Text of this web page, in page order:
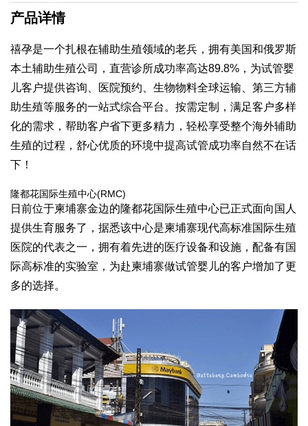
产品详情
禧孕是一个扎根在辅助生殖领域的老兵，拥有美国和俄罗斯
本土辅助生殖公司，直营诊所成功率高达89.8%，为试管婴
儿客户提供咨询、医院预约、生物物料全球运输、第三方辅
助生殖等服务的一站式综合平台。按需定制，满足客户多样
化的需求，帮助客户省下更多精力，轻松享受整个海外辅助
生殖的过程，舒心优质的环境中提高试管成功率自然不在话
下！
隆都花国际生殖中心(RMC)
日前位于柬埔寨金边的隆都花国际生殖中心已正式面向国人
提供生育服务了，据悉该中心是柬埔寨现代高标准国际生殖
医院的代表之一，拥有着先进的医疗设备和设施，配备有国
际高标准的实验室，为赴柬埔寨做试管婴儿的客户增加了更
多的选择。